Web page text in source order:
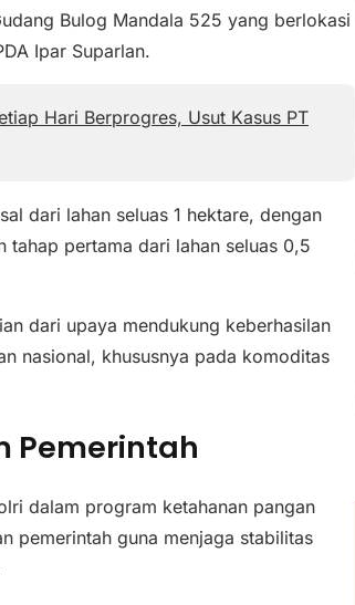
Bulog Mandala 525 yang berlokasi
Ipar Suparlan.
Hari Berprogres, Usut Kasus PT
dari lahan seluas 1 hektare, dengan
tahap pertama dari lahan seluas 0,5
dari upaya mendukung keberhasilan
nasional, khususnya pada komoditas
Pemerintah
dalam program ketahanan pangan
pemerintah guna menjaga stabilitas